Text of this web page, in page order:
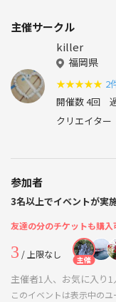
主催サークル
killer
福岡県
★★★★★ 2
開催数 4回
クリエイター
参加者
3名以上でイベントが実
友達の分のチケットも購入
3 / 上限なし 主催
主催者1人、お気に入り
このイベントは表示中の